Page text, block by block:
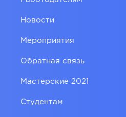
Новости
Мероприятия
Обратная связь
Мастерские 2021
Студентам